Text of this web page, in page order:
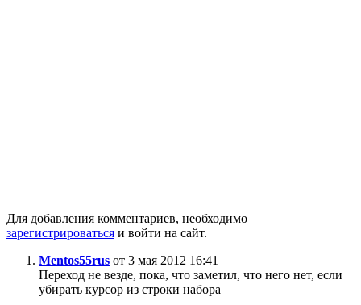
Для добавления комментариев, необходимо
зарегистрироваться и войти на сайт.
Mentos55rus от 3 мая 2012 16:41
Переход не везде, пока, что заметил, что него нет, если
убирать курсор из строки набора